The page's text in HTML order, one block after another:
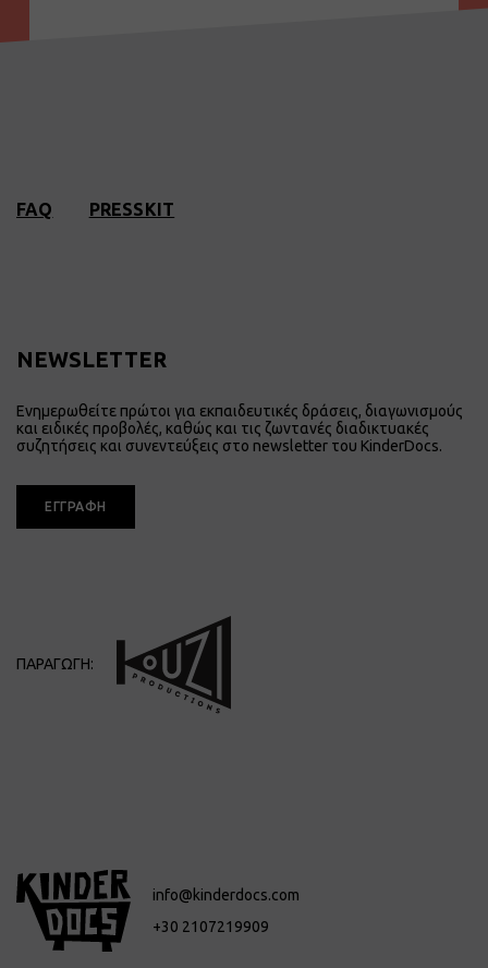
FAQ PRESSKIT
NEWSLETTER
Ενημερωθείτε πρώτοι για εκπαιδευτικές δράσεις, διαγωνισμούς
και ειδικές προβολές, καθώς και τις ζωντανές διαδικτυακές
συζητήσεις και συνεντεύξεις στο newsletter του KinderDocs.
ΕΓΓΡΑΦΗ
ΠΑΡΑΓΩΓΗ:
info@kinderdocs.com
+30 2107219909